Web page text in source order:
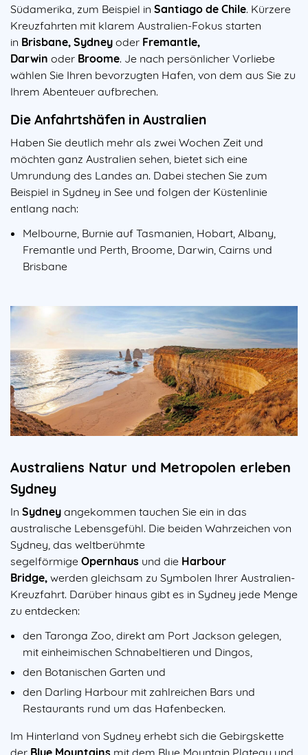
Südamerika, zum Beispiel in Santiago de Chile. Kürzere
Kreuzfahrten mit klarem Australien-Fokus starten
in Brisbane, Sydney oder Fremantle,
Darwin oder Broome. Je nach persönlicher Vorliebe
wählen Sie Ihren bevorzugten Hafen, von dem aus Sie zu
Ihrem Abenteuer aufbrechen.
Die Anfahrtshäfen in Australien
Haben Sie deutlich mehr als zwei Wochen Zeit und
möchten ganz Australien sehen, bietet sich eine
Umrundung des Landes an. Dabei stechen Sie zum
Beispiel in Sydney in See und folgen der Küstenlinie
entlang nach:
Melbourne, Burnie auf Tasmanien, Hobart, Albany,
Fremantle und Perth, Broome, Darwin, Cairns und
Brisbane
Image
Australiens Natur und Metropolen erleben
Sydney
In Sydney angekommen tauchen Sie ein in das
australische Lebensgefühl. Die beiden Wahrzeichen von
Sydney, das weltberühmte
segelförmige Opernhaus und die Harbour
Bridge, werden gleichsam zu Symbolen Ihrer Australien-
Kreuzfahrt. Darüber hinaus gibt es in Sydney jede Menge
zu entdecken:
den Taronga Zoo, direkt am Port Jackson gelegen,
mit einheimischen Schnabeltieren und Dingos,
den Botanischen Garten und
den Darling Harbour mit zahlreichen Bars und
Restaurants rund um das Hafenbecken.
Im Hinterland von Sydney erhebt sich die Gebirgskette
der Blue Mountains mit dem Blue Mountain Plateau und